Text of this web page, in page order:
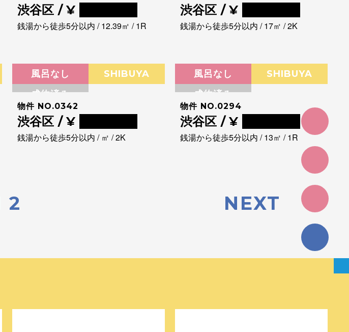
渋谷区 / ¥
銭湯から徒歩5分以内 / 12.39㎡ / 1R
渋谷区 / ¥
銭湯から徒歩5分以内 / 17㎡ / 2K
風呂なし
SHIBUYA
成約済み
物件 NO.0342
渋谷区 / ¥
銭湯から徒歩5分以内 / ㎡ / 2K
風呂なし
SHIBUYA
成約済み
物件 NO.0294
渋谷区 / ¥
銭湯から徒歩5分以内 / 13㎡ / 1R
2 NEXT